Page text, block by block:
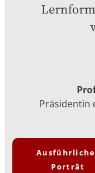
Präsidentin
Porträt